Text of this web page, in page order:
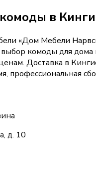
комоды в
«Дом Мебели
комоды для дома
Доставка в
профессиональная
д. 10